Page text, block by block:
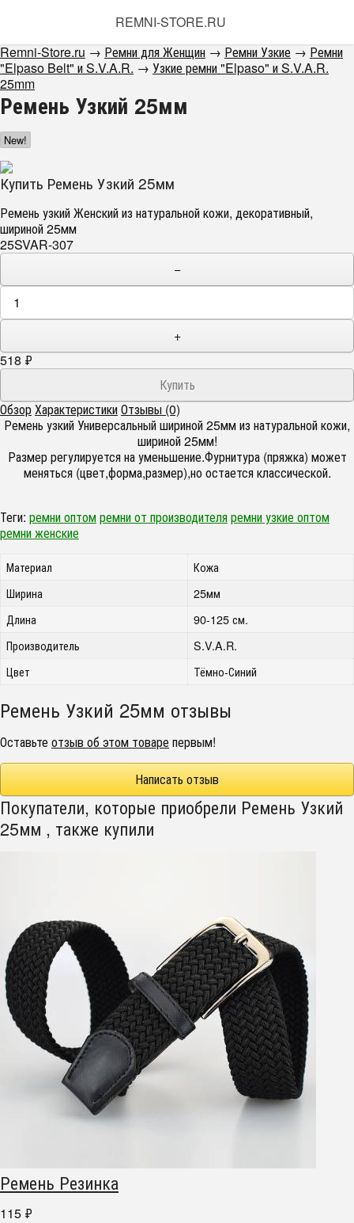
REMNI-STORE.RU
Remni-Store.ru → Ремни для Женщин → Ремни Узкие → Ремни
"Elpaso Belt" и S.V.A.R. → Узкие ремни "Elpaso" и S.V.A.R.
25mm
Ремень Узкий 25мм
New!
Купить Ремень Узкий 25мм
Ремень узкий Женский из натуральной кожи, декоративный,
шириной 25мм
25SVAR-307
−
+
518 ₽
ОбзорХарактеристикиОтзывы (0)
Ремень узкий Универсальный шириной 25мм из натуральной кожи,
шириной 25мм!
Размер регулируется на уменьшение.Фурнитура (пряжка) может
меняться (цвет,форма,размер),но остается классической.
Теги: ремни оптомремни от производителяремни узкие оптом
ремни женские
Материал
Кожа
Ширина
25мм
Длина
90-125 см.
Производитель
S.V.A.R.
Цвет
Тёмно-Синий
Ремень Узкий 25мм отзывы
Оставьтеотзыв об этом товарепервым!
Написать отзыв
Покупатели, которые приобрели Ремень Узкий
25мм , также купили
Ремень Резинка
115 ₽